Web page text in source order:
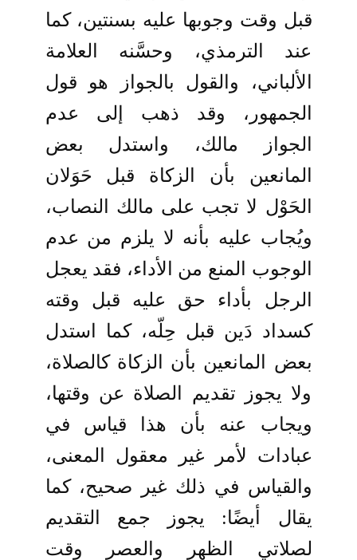
قبل وقت وجوبها عليه بسنتين، كما
عند الترمذي، وحسَّنه العلامة
الألباني، والقول بالجواز هو قول
الجمهور، وقد ذهب إلى عدم
الجواز مالك، واستدل بعض
المانعين بأن الزكاة قبل حَوَلان
الحَوْل لا تجب على مالك النصاب،
ويُجاب عليه بأنه لا يلزم من عدم
الوجوب المنع من الأداء، فقد يعجل
الرجل بأداء حق عليه قبل وقته
كسداد دَين قبل حِلّه، كما استدل
بعض المانعين بأن الزكاة كالصلاة،
ولا يجوز تقديم الصلاة عن وقتها،
ويجاب عنه بأن هذا قياس في
عبادات لأمر غير معقول المعنى،
والقياس في ذلك غير صحيح، كما
يقال أيضًا: يجوز جمع التقديم
لصلاتي الظهر والعصر وقت